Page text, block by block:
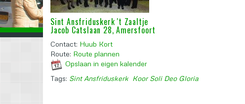
Sint Ansfriduskerk 't Zaaltje
Jacob Catslaan 28, Amersfoort
Contact: Huub Kort
Route: Route plannen
Opslaan in eigen kalender
Tags: Sint Ansfriduskerk Koor Soli Deo Gloria